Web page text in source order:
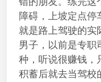
障碍，上坡定点停
就是路上驾驶的实
男子，以前是专职
种，听说很赚钱，
积蓄后就去当驾校